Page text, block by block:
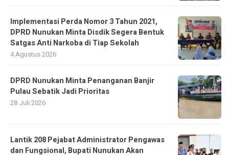
Implementasi Perda Nomor 3 Tahun 2021,
DPRD Nunukan Minta Disdik Segera Bentuk
Satgas Anti Narkoba di Tiap Sekolah
4 Agustus 2026
DPRD Nunukan Minta Penanganan Banjir
Pulau Sebatik Jadi Prioritas
28 Juli 2026
Lantik 208 Pejabat Administrator Pengawas
dan Fungsional, Bupati Nunukan Akan